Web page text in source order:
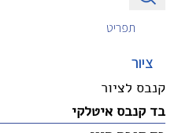
תפריט
ציור
קנבס לציור
בד קנבס איטלקי